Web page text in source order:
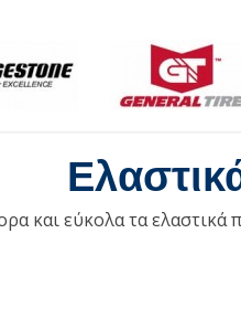
και εύκολα τα